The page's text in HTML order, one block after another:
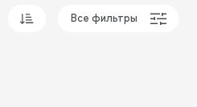
Все фильтры